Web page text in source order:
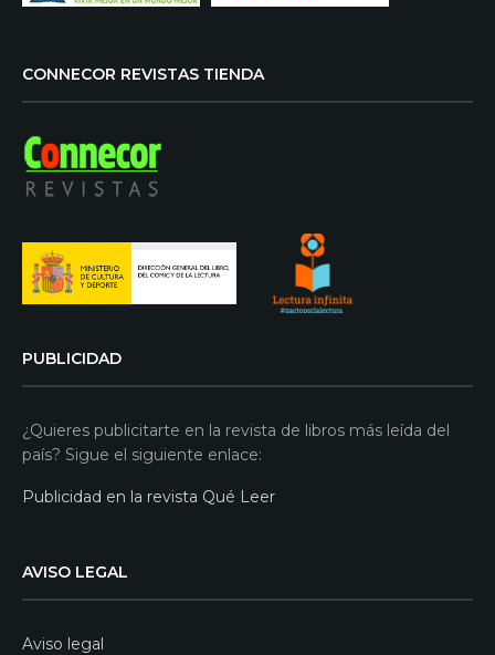
CONNECOR REVISTAS TIENDA
PUBLICIDAD
¿Quieres publicitarte en la revista de libros más leída del
país? Sigue el siguiente enlace:
Publicidad en la revista Qué Leer
AVISO LEGAL
Aviso legal